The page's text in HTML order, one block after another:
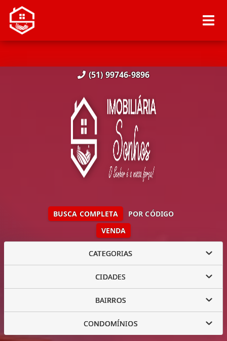
(51) 99746-9896
VENDA
BUSCA COMPLETA POR CÓDIGO
CATEGORIAS
CIDADES
BAIRROS
CONDOMÍNIOS